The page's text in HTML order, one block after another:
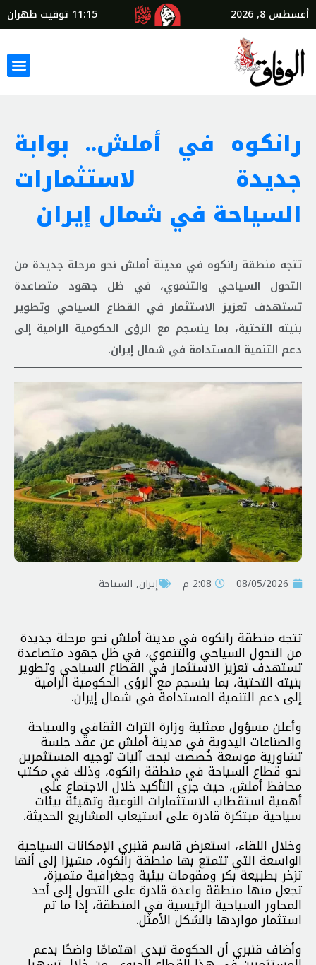
أغسطس 8, 2026 11:15 توقيت طهران
رانكوه في أملش.. بوابة
جديدة لاستثمارات
السياحة في شمال إيران
تتجه منطقة رانكوه في مدينة أملش نحو مرحلة جديدة من
التحول السياحي والتنموي، في ظل جهود متصاعدة
تستهدف تعزيز الاستثمار في القطاع السياحي وتطوير
بنيته التحتية، بما ينسجم مع الرؤى الحكومية الرامية إلى
دعم التنمية المستدامة في شمال إيران.
08/05/2026 2:08 م إيران, السياحة
تتجه منطقة رانكوه في مدينة أملش نحو مرحلة جديدة
من التحول السياحي والتنموي، في ظل جهود متصاعدة
تستهدف تعزيز الاستثمار في القطاع السياحي وتطوير
بنيته التحتية، بما ينسجم مع الرؤى الحكومية الرامية
إلى دعم التنمية المستدامة في شمال إيران.
وأعلن مسؤول ممثلية وزارة التراث الثقافي والسياحة
والصناعات اليدوية في مدينة أملش عن عقد جلسة
تشاورية موسعة خُصصت لبحث آليات توجيه المستثمرين
نحو قطاع السياحة في منطقة رانكوه، وذلك في مكتب
محافظ أملش، حيث جرى التأكيد خلال الاجتماع على
أهمية استقطاب الاستثمارات النوعية وتهيئة بيئات
سياحية مبتكرة قادرة على استيعاب المشاريع الحديثة.
وخلال اللقاء، استعرض قاسم قنبري الإمكانات السياحية
الواسعة التي تتمتع بها منطقة رانكوه، مشيرًا إلى أنها
تزخر بطبيعة بكر ومقومات بيئية وجغرافية متميزة،
تجعل منها منطقة واعدة قادرة على التحول إلى أحد
المحاور السياحية الرئيسية في المنطقة، إذا ما تم
استثمار مواردها بالشكل الأمثل.
وأضاف قنبري أن الحكومة تبدي اهتمامًا واضحًا بدعم